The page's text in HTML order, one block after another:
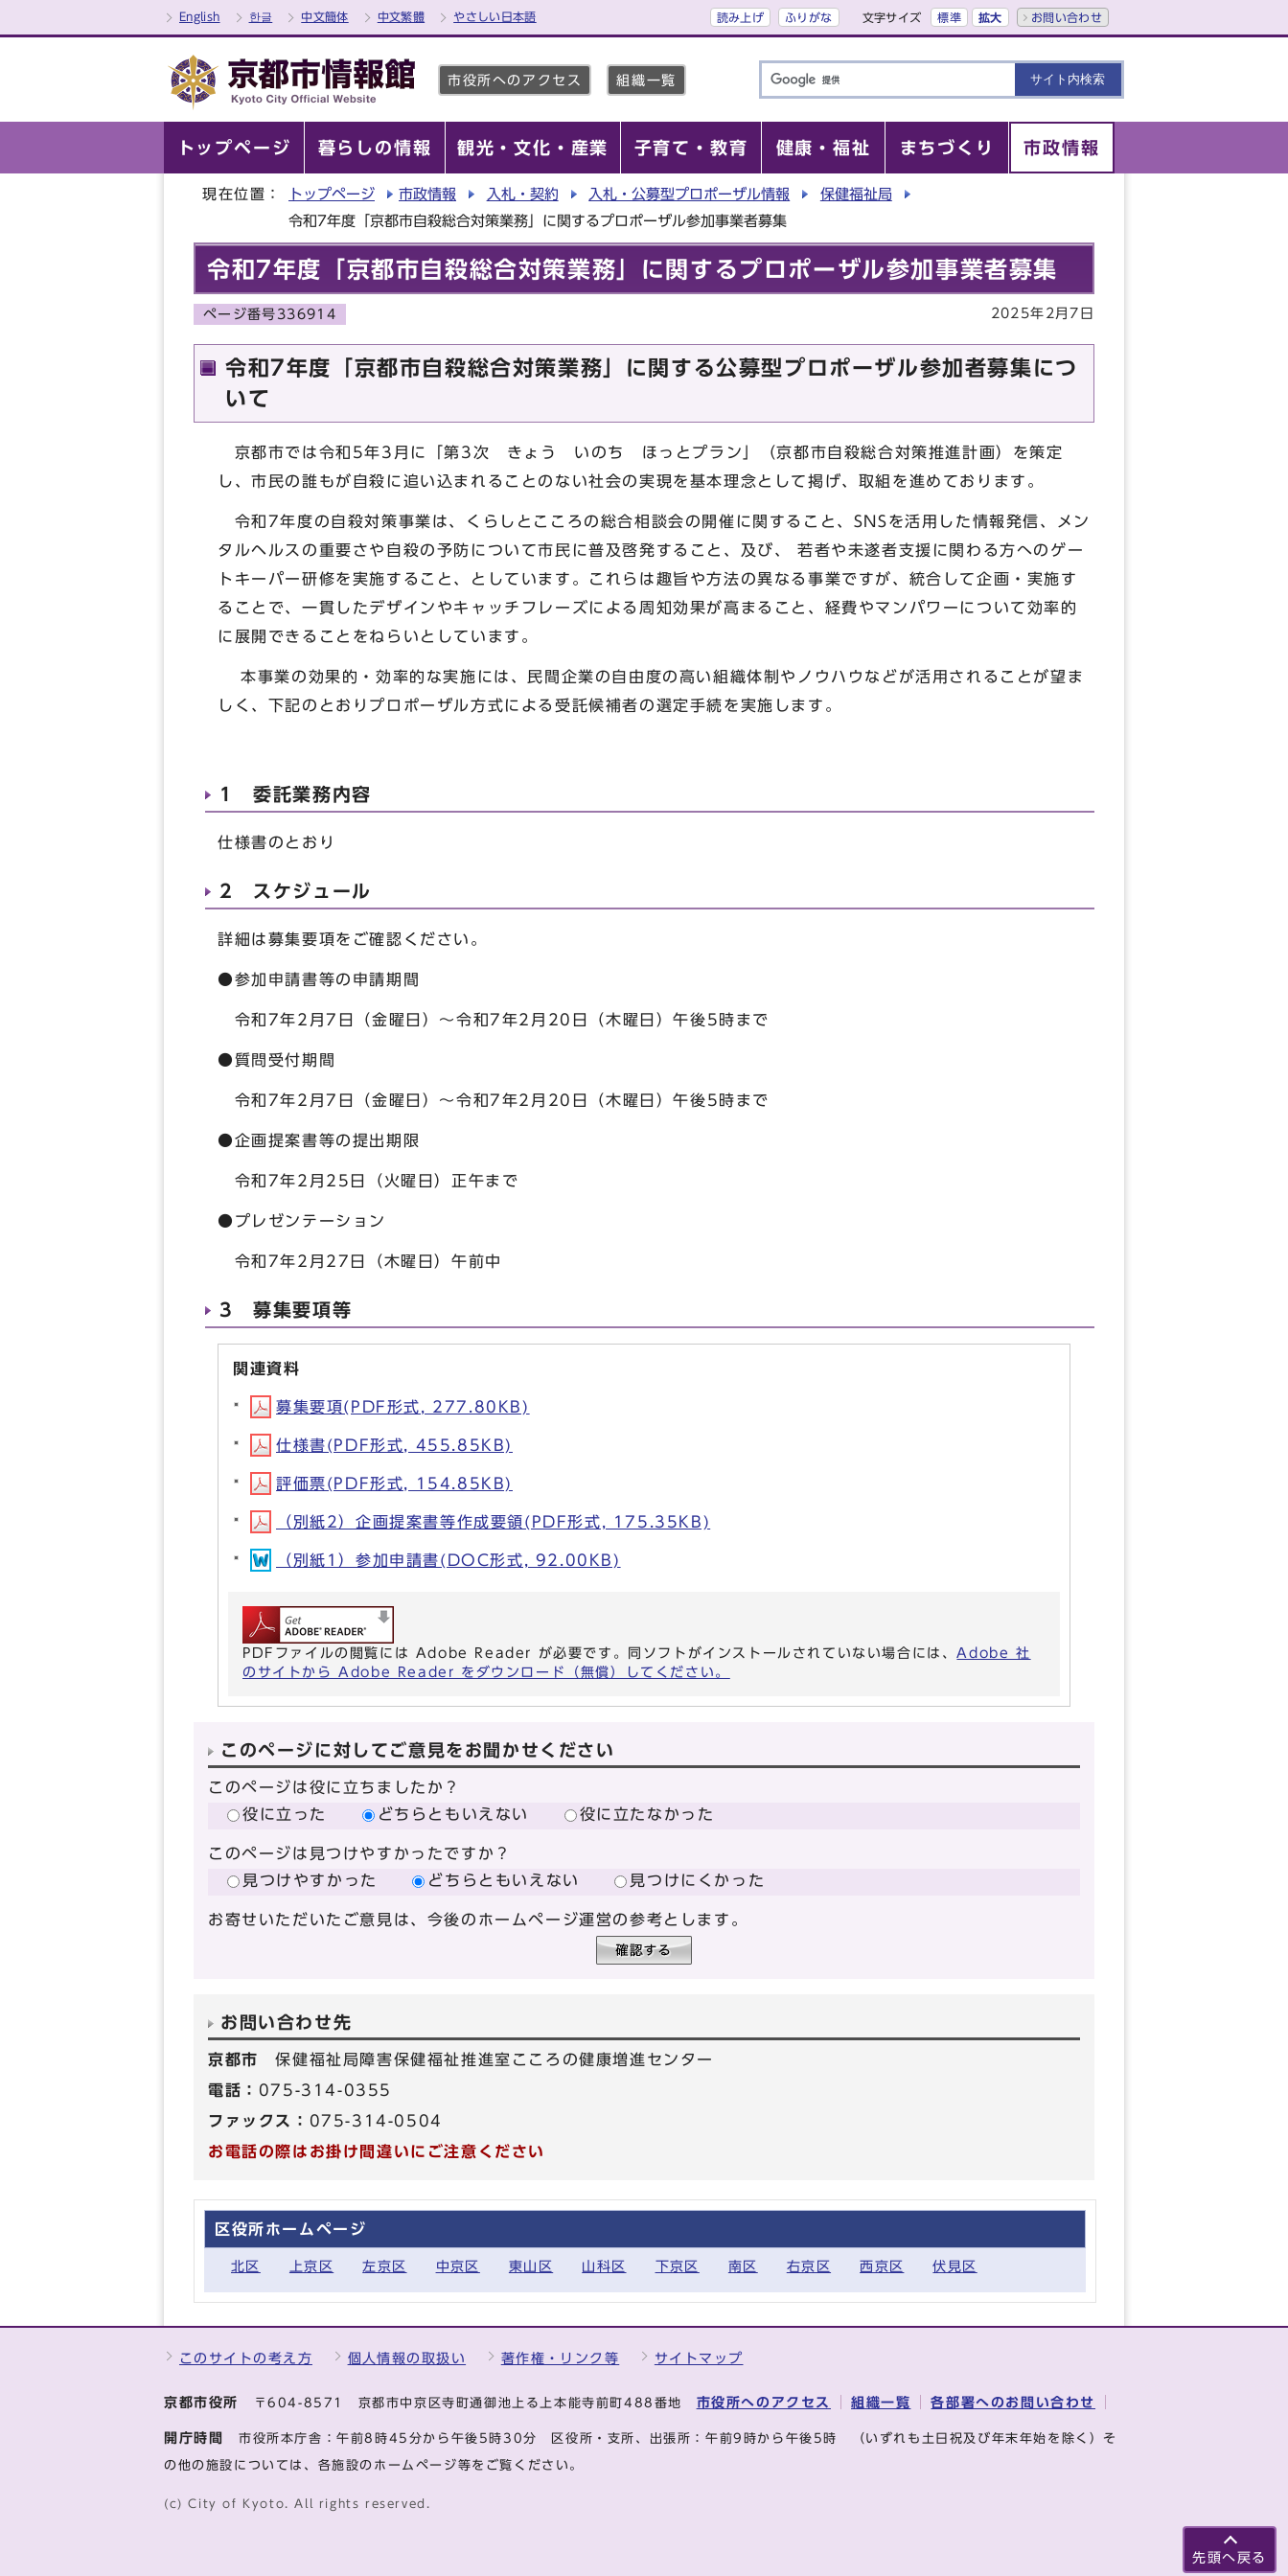
English 한글 中文簡体 中文繁體 やさしい日本語 読み上げ ふりがな 文字サイズ 標準 拡大 お問い合わせ
市役所へのアクセス 組織一覧
トップページ 暮らしの情報 観光・文化・産業 子育て・教育 健康・福祉 まちづくり 市政情報
現在位置： トップページ 市政情報 入札・契約 入札・公募型プロポーザル情報
保健福祉局
令和7年度「京都市自殺総合対策業務」に関するプロポーザル参加事業者募集
令和7年度「京都市自殺総合対策業務」に関するプロポーザル参加事業者募集
ページ番号336914 2025年2月7日
令和7年度「京都市自殺総合対策業務」に関する公募型プロポーザル参加者募集につ
いて
京都市では令和5年3月に「第3次 きょう いのち ほっとプラン」（京都市自殺総合対策推進計画）を策定
し、市民の誰もが自殺に追い込まれることのない社会の実現を基本理念として掲げ、取組を進めております。
令和7年度の自殺対策事業は、くらしとこころの総合相談会の開催に関すること、SNSを活用した情報発信、メン
タルヘルスの重要さや自殺の予防について市民に普及啓発すること、及び、 若者や未遂者支援に関わる方へのゲー
トキーパー研修を実施すること、としています。これらは趣旨や方法の異なる事業ですが、統合して企画・実施す
ることで、一貫したデザインやキャッチフレーズによる周知効果が高まること、経費やマンパワーについて効率的
に展開できることをねらいとしています。
本事業の効果的・効率的な実施には、民間企業の自由度の高い組織体制やノウハウなどが活用されることが望ま
しく、下記のとおりプロポーザル方式による受託候補者の選定手続を実施します。
1 委託業務内容
仕様書のとおり
2 スケジュール
詳細は募集要項をご確認ください。
●参加申請書等の申請期間
令和7年2月7日（金曜日）～令和7年2月20日（木曜日）午後5時まで
●質問受付期間
令和7年2月7日（金曜日）～令和7年2月20日（木曜日）午後5時まで
●企画提案書等の提出期限
令和7年2月25日（火曜日）正午まで
●プレゼンテーション
令和7年2月27日（木曜日）午前中
3 募集要項等
関連資料
募集要項(PDF形式, 277.80KB)
仕様書(PDF形式, 455.85KB)
評価票(PDF形式, 154.85KB)
（別紙2）企画提案書等作成要領(PDF形式, 175.35KB)
（別紙1）参加申請書(DOC形式, 92.00KB)
PDFファイルの閲覧には Adobe Reader が必要です。同ソフトがインストールされていない場合には、Adobe 社
のサイトから Adobe Reader をダウンロード（無償）してください。
このページに対してご意見をお聞かせください
このページは役に立ちましたか？
役に立った
どちらともいえない 役に立たなかった
このページは見つけやすかったですか？
見つけやすかった
どちらともいえない 見つけにくかった
お寄せいただいたご意見は、今後のホームページ運営の参考とします。
お問い合わせ先
京都市保健福祉局障害保健福祉推進室こころの健康増進センター
電話： 075-314-0355
ファックス： 075-314-0504
お電話の際はお掛け間違いにご注意ください
区役所ホームページ
北区 上京区 左京区 中京区 東山区 山科区 下京区 南区 右京区 西京区 伏見区
先頭へ戻る
このサイトの考え方 個人情報の取扱い 著作権・リンク等 サイトマップ
京都市役所 〒604-8571 京都市中京区寺町通御池上る上本能寺前町488番地 市役所へのアクセス 組織一覧 各部署へのお問い合わせ
開庁時間 市役所本庁舎：午前8時45分から午後5時30分 区役所・支所、出張所：午前9時から午後5時 （いずれも土日祝及び年末年始を除く）そ
の他の施設については、各施設のホームページ等をご覧ください。
(c) City of Kyoto. All rights reserved.